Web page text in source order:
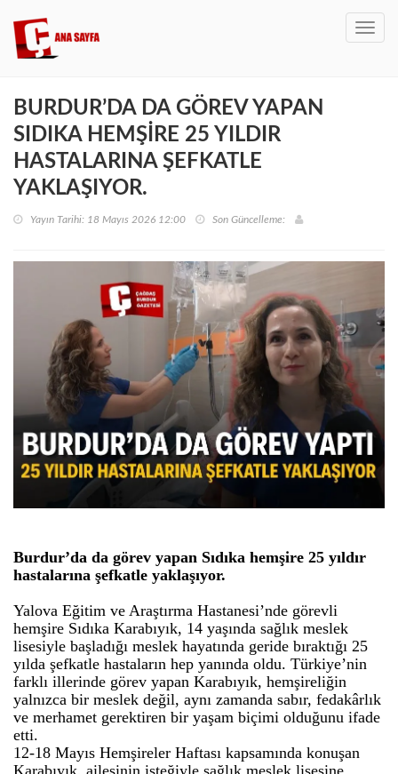
BURDUR’DA DA GÖREV YAPAN
SIDIKA HEMŞİRE 25 YILDIR
HASTALARINA ŞEFKATLE
YAKLAŞIYOR.
Yayın Tarihi: 18 Mayıs 2026 12:00 Son Güncelleme:
Burdur’da da görev yapan Sıdıka hemşire 25 yıldır
hastalarına şefkatle yaklaşıyor.
Yalova Eğitim ve Araştırma Hastanesi’nde görevli
hemşire Sıdıka Karabıyık, 14 yaşında sağlık meslek
lisesiyle başladığı meslek hayatında geride bıraktığı 25
yılda şefkatle hastaların hep yanında oldu. Türkiye’nin
farklı illerinde görev yapan Karabıyık, hemşireliğin
yalnızca bir meslek değil, aynı zamanda sabır, fedakârlık
ve merhamet gerektiren bir yaşam biçimi olduğunu ifade
etti.
12-18 Mayıs Hemşireler Haftası kapsamında konuşan